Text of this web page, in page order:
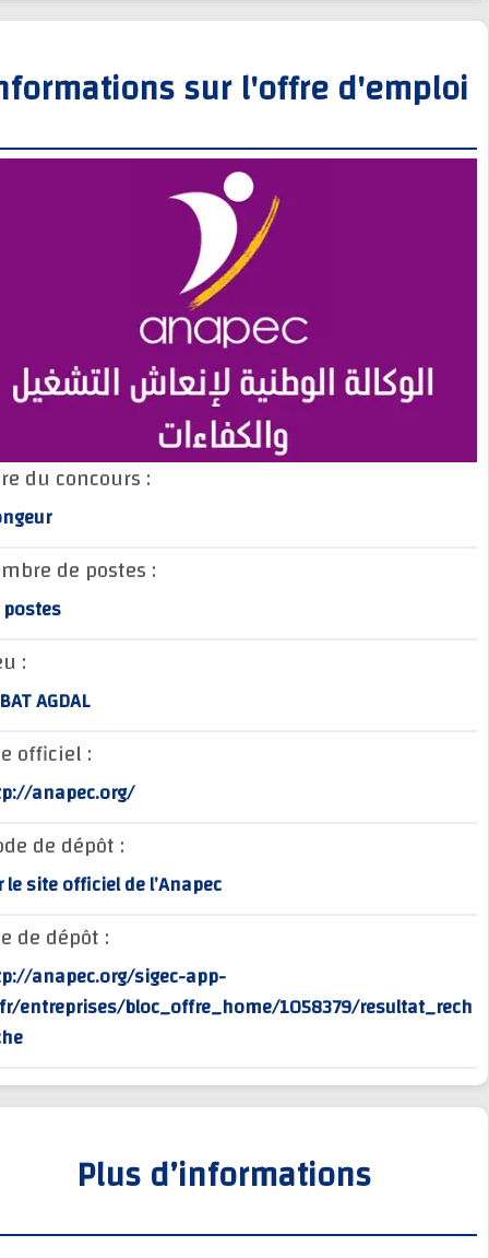
Informations sur l'offre
Titre du concours :
Plongeur
Nombre de postes :
20 postes
Lieu :
RABAT AGDAL
Site officiel :
http://anapec.org/
Mode de dépôt :
sur le site officiel de l’Anapec
Site de dépôt :
http://anapec.org/sigec-app-
rv/fr/entreprises/bloc_offre_home/1058379/
erche
Plus d’informations